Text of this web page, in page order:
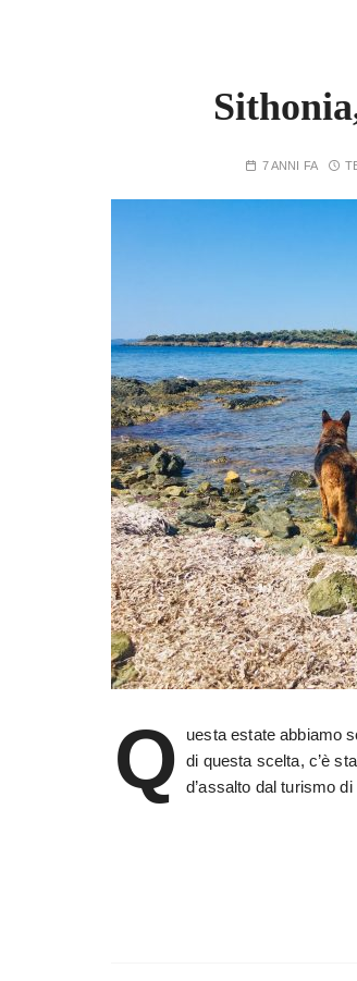
7 ANNI FA
Q
uesta estate abbiamo
di questa scelta, c’è
d’assalto dal turismo